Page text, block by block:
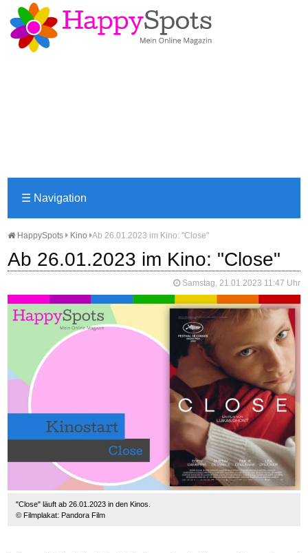
☰ Navigation
HappySpots Kino Ab 26.01.2023 im Kino: "Close"
Ab 26.01.2023 im Kino: "Close"
Samstag, 21.01.2023 11:47 Uhr
"Close" läuft ab 26.01.2023 in den Kinos.
© Filmplakat: Pandora Film